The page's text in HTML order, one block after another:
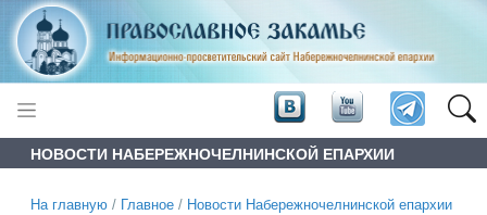
НОВОСТИ НАБЕРЕЖНОЧЕЛНИНСКОЙ ЕПАРХИИ
На главную / Главное / Новости Набережночелнинской епархии